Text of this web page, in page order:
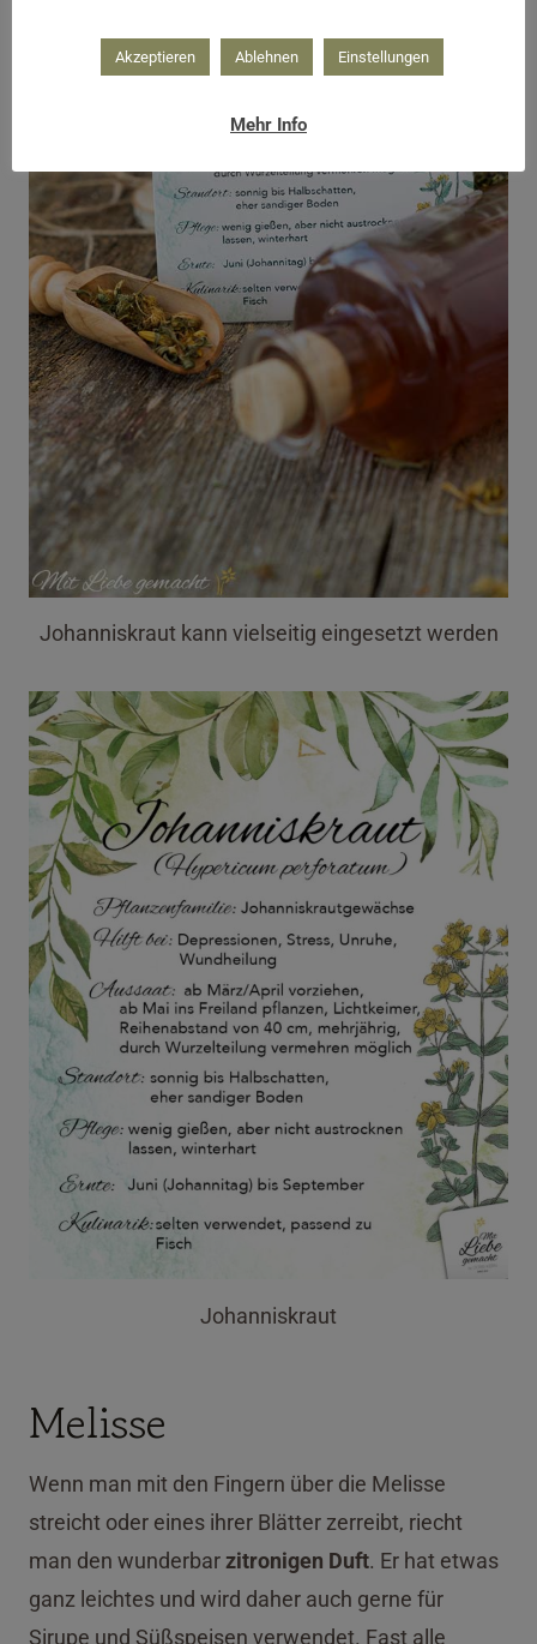
Johanniskraut kann vielseitig eingesetzt werden
Johanniskraut
Melisse
Wenn man mit den Fingern über die Melisse
streicht oder eines ihrer Blätter zerreibt, riecht
man den wunderbarzitronigen Duft. Er hat etwas
ganz leichtes und wird daher auch gerne für
Sirupe und Süßspeisen verwendet. Fast alle
Akzeptieren Ablehnen Einstellungen
Mehr Info